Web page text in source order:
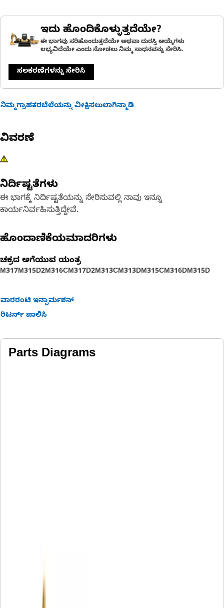
ಇದು ಹೊಂದಿಕೊಳ್ಳುತ್ತದೆಯೇ?
ಈ ಭಾಗವು ಸರಿಹೊಂದುತ್ತದೆಯೇ ಅಥವಾ ದುರಸ್ತಿ ಆಯ್ಕೆಗಳು
ಲಭ್ಯವಿದೆಯೇ ಎಂದು ನೋಡಲು ನಿಮ್ಮ ಸಾಧನವನ್ನು ಸೇರಿಸಿ.
ಸಲಕರಣೆಗಳನ್ನು ಸೇರಿಸಿ
ನಿಮ್ಮಗ್ರಾಹಕರಬೆಲೆಯನ್ನು ವೀಕ್ಷಿಸಲುಲಾಗಿನ್ಮಾಡಿ
ವಿವರಣೆ
ನಿರ್ದಿಷ್ಟತೆಗಳು
ಈ ಭಾಗಕ್ಕೆ ನಿರ್ದಿಷ್ಟತೆಯನ್ನು ಸೇರಿಸುವಲ್ಲಿ ನಾವು ಇನ್ನೂ
ಕಾರ್ಯನಿರ್ವಹಿಸುತ್ತಿದ್ದೇವೆ.
ಹೊಂದಾಣಿಕೆಯಮಾದರಿಗಳು
ಚಕ್ರದ ಅಗೆಯುವ ಯಂತ್ರ
M317M315D2M316CM317D2M313CM313DM315CM316DM315D
ವಾರರಂಟಿ ಇನ್ಫಾರ್ಮಶನ್
ರಿಟರ್ನ್ ಪಾಲಿಸಿ
Parts Diagrams